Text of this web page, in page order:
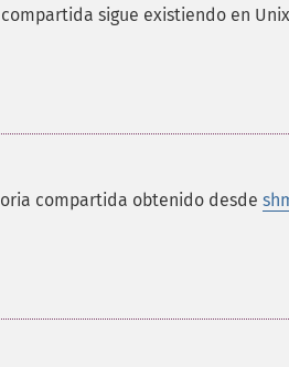
sigue existiendo en
compartida obtenido desde